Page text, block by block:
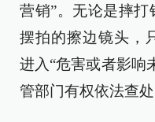
营销”。无论是摔
摆拍的擦边镜头，
进入“危害或者影响
管部门有权依法查处